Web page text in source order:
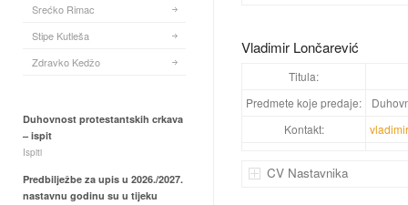
Vladimir Lončarević
Titula:
Predmete koje predaje:
Kontakt:
CV Nastavnika
Srećko Rimac
Stipe Kutleša
Zdravko Kedžo
Duhovnost protestantskih crkava
– ispit
Ispiti
Predbilježbe za upis u 2026./2027.
nastavnu godinu su u tijeku